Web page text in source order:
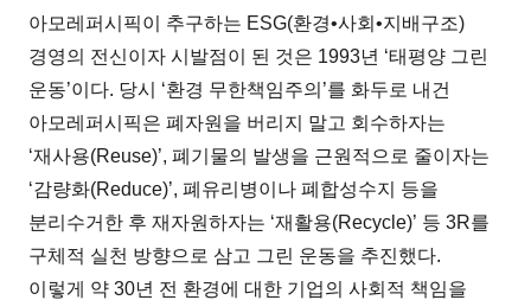
아모레퍼시픽이 추구하는 ESG(환경•사회•지배구조)
경영의 전신이자 시발점이 된 것은 1993년 ‘태평양 그린
운동’이다. 당시 ‘환경 무한책임주의’를 화두로 내건
아모레퍼시픽은 폐자원을 버리지 말고 회수하자는
‘재사용(Reuse)’, 폐기물의 발생을 근원적으로 줄이자는
‘감량화(Reduce)’, 폐유리병이나 폐합성수지 등을
분리수거한 후 재자원하자는 ‘재활용(Recycle)’ 등 3R를
구체적 실천 방향으로 삼고 그린 운동을 추진했다.
이렇게 약 30년 전 환경에 대한 기업의 사회적 책임을